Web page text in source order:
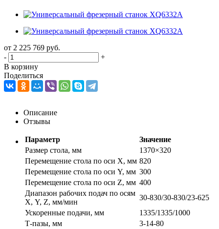
от 2 225 769 руб.
-
+
В корзину
Поделиться
Описание
Отзывы
Параметр
Значение
Размер стола, мм
1370×320
Перемещение стола по оси X, мм 820
Перемещение стола по оси Y, мм 300
Перемещение стола по оси Z, мм 400
Диапазон рабочих подач по осям
Х, Y, Z, мм/мин
30-830/30-830/23-625
Ускоренные подачи, мм
1335/1335/1000
Т-пазы, мм
3-14-80